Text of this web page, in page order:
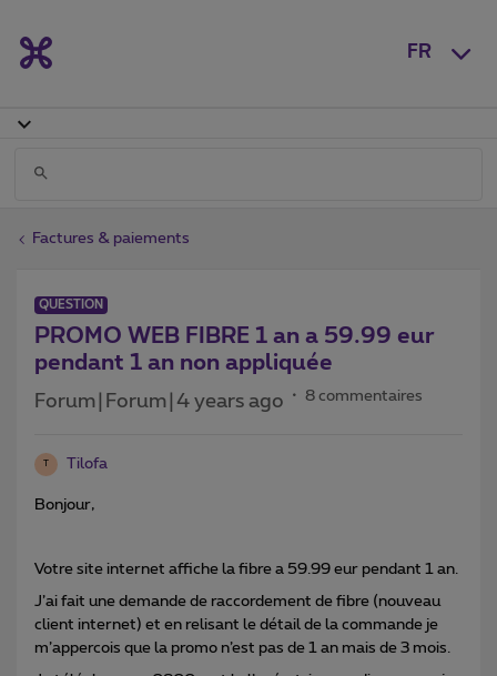
FR
Factures & paiements
QUESTION
PROMO WEB FIBRE 1 an a 59.99 eur
pendant 1 an non appliquée
Forum|Forum|4 years ago 8 commentaires
Tilofa
Bonjour,
Votre site internet affiche la fibre a 59.99 eur pendant 1 an.
J’ai fait une demande de raccordement de fibre (nouveau
client internet) et en relisant le détail de la commande je
m’appercois que la promo n’est pas de 1 an mais de 3 mois.